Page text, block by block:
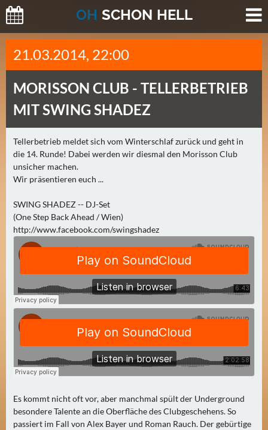
OH SCHON HELL
H
E
T
E
(
)
M
R
G
E
N
0
)
U
E
M
O
R
21.03.2014, 22:00
MORISSON CLUB - TELLERBETRIEB
MIT SWING SHADEZ
Tellerbetrieb meldet sich vom Winterschlaf zurück und geht in
die 14. Runde! Dabei werden wir diesmal den Morisson Club
unsicher machen.
Wir präsentieren euch ...
SWING SHADEZ -- DJ-Set
(One Step Back Ahead / Wien)
http://www.facebook.com/swingshadez
Es kommt nicht oft vor, aber manchmal spült der Underground
besondere Talente an die Oberfläche des Clubgeschehens. So
passiert im Fall von Alex Bayer und Roman Rauch. Der gebürtige